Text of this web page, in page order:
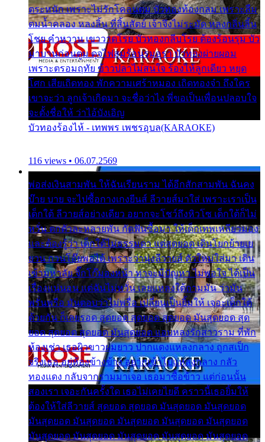
ตระหนัก เพราะไม่รักโคลนตม บัวทองท้องกลม เพราะลืม
ตมน้ำคลอง หลงลิ้น ที่สิ้นสัตย์ เจ้าจึงไม่ระมัด หลงกลิ่นลิ้น
โชย คำหวาน เขาวาดโรย บัวทองกลีบโรย ต้องร้อนรุม บัว
มาบานก่อนตูม ดุจไฟสุมร้อนรุมอุรา บัวทองผ่ายผอม
เพราะตรอมฤทัย ข้าวปลาไม่สนใจ ร้องไห้ลูกเดียว หยุด
โศก เสียเถิดทอง พักความเศร้าหมอง เถิดทองจ๋า ถึงใคร
เขาจะว่า ลูกเจ้าเกิดมา จะชื่อว่าไง พี่ขอเป็นเพื่อนปลอบใจ
จะตั้งชื่อให้ ว่าไอ้บังเอิญ
บัวทองร้องไห้ - เทพพร เพชรอุบล(KARAOKE)
116 views • 06.07.2569
พ่อส่งเงินสามพัน ให้ฉันเรียนราม ได้อีกสักสามพัน ฉันคง
บ๊าย บาย จะไปซื้อกางเกงยีนส์ ลีวายส์มาใส่ เพราะเราเป็น
เด็กใต้ ลีวายส์อย่างเดียว อยากจะโชว์ถึงหิวโซ เด็กใต้ก็ไม่
หวั่น ตกตัวละหลายพัน กัดฟันซื้อมา ให้เด็กเทพเหลียวมอง
และต้องรู้ว่า เด็กใต้ไม่ธรรมดา แต่สุดยอด เดินโยกย้ายเย
ยวน กวนโอ๊ยพอได้ เพราะว่านุ่งลีวายส์ ตัวใหม่ใส่มา เดิน
เข้ามหาลัย จิ๊กโก๊มองหน้า ท่าจะมีปัญหา ไม่พอใจ ได้เป็น
เรื่องแน่นอน แต่ฉันไม่หวั่น เลยแหลงใต้ถามมัน ว่ามัน
พรั่นพรือ มันตอบว่าไม่พรื่อ เปลี่ยนเป็นยิ้มให้ เจอะเด็กใต้
ด้วยกัน ก็เลยรอด สุดยอด สุดยอด สุดยอด มันสุดยอด สุด
ยอด สุดยอด สุดยอด มันสุดยอด แอบหลงรักสาวราม ที่พัก
ห้องเช่า เธอผิวขาวผมยาว ปากแดงแหลงกลาง ถูกสเป็ก
จริงเธอ อยู่ห้องข้างข้าง อยากเข้าไปแหลงกลาง กลัว
ทองแดง กลับจากรามมาเจอ เธอมาซื้อข้าว แต่ก่อนนั้น
สองเรา เจอะกันครั้งใด เธอไม่เคยไยดี คราวนี้เธอยิ้มให้
ต้องให้ใส่ลีวายส์ สุดยอด สุดยอด มันสุดยอด มันสุดยอด
มันสุดยอด มันสุดยอด มันสุดยอด มันสุดยอด มันสุดยอด
มันสุดยอด มันสุดยอด มันสุดยอด มันสุดยอด มันสุดยอด